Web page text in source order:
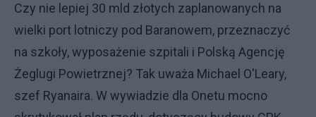
Czy nie lepiej 30 mld złotych zaplanowanych na
wielki port lotniczy pod Baranowem, przeznaczyć
na szkoły, wyposażenie szpitali i Polską Agencję
Żeglugi Powietrznej? Tak uważa Michael O'Leary,
szef Ryanaira. W wywiadzie dla Onetu mocno